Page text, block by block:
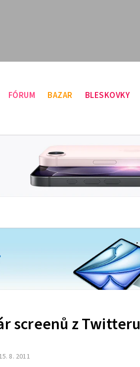
FÓRUM BAZAR BLESKOVKY
screenů z Twitteru
8. 2011